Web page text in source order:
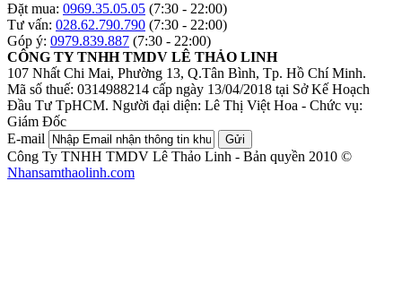
Đặt mua: 0969.35.05.05 (7:30 - 22:00)
Tư vấn: 028.62.790.790 (7:30 - 22:00)
Góp ý: 0979.839.887 (7:30 - 22:00)
CÔNG TY TNHH TMDV LÊ THẢO LINH
107 Nhất Chi Mai, Phường 13, Q.Tân Bình, Tp. Hồ Chí Minh.
Mã số thuế: 0314988214 cấp ngày 13/04/2018 tại Sở Kế Hoạch
Đầu Tư TpHCM. Người đại diện: Lê Thị Việt Hoa - Chức vụ:
Giám Đốc
E-mail
Gửi
Công Ty TNHH TMDV Lê Thảo Linh - Bản quyền 2010 ©
Nhansamthaolinh.com